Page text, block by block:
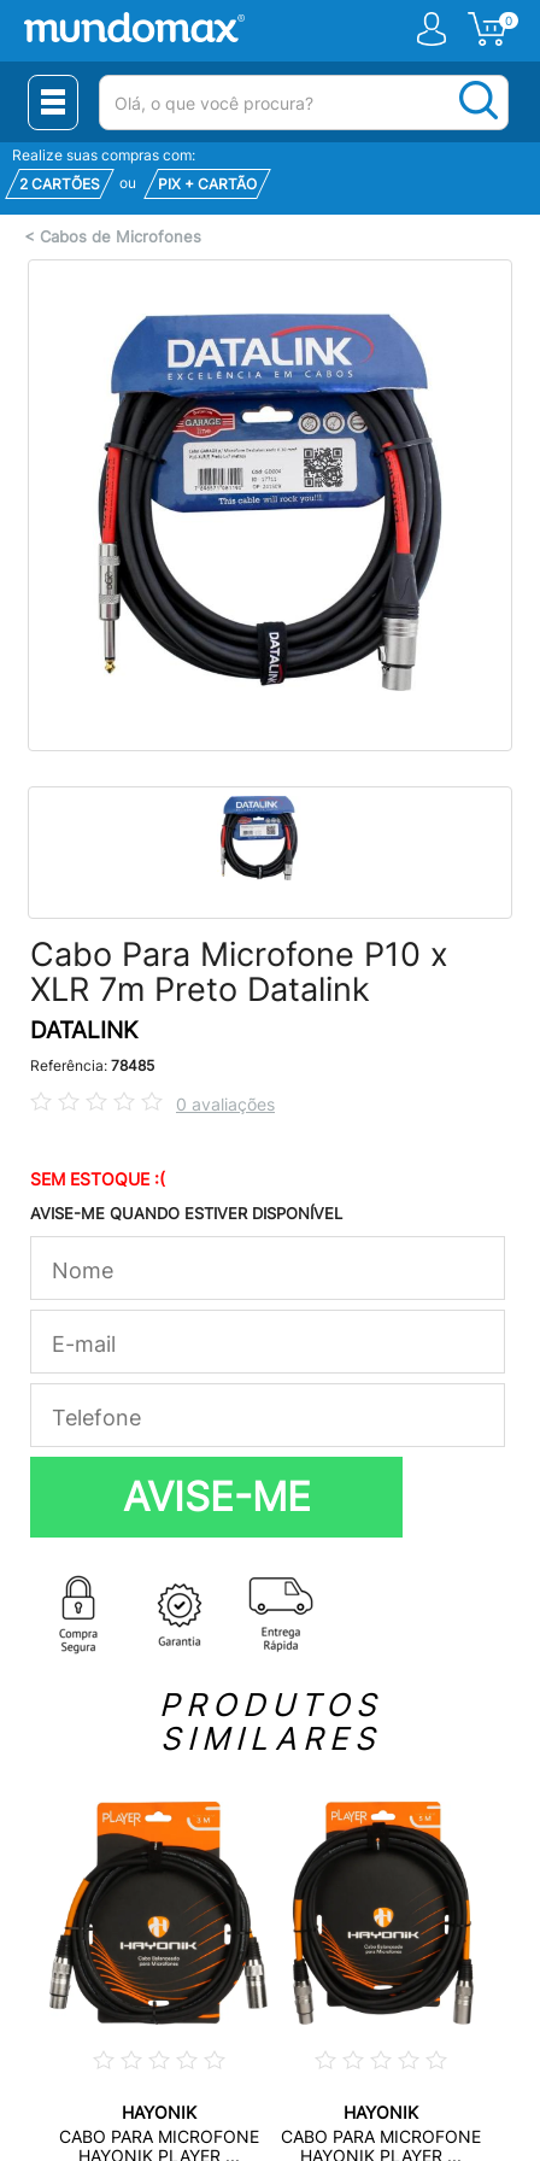
0
(pesquisar)
Realize suas compras com:
2 CARTÕES
ou PIX + CARTÃO
< Cabos de Microfones
Cabo Para Microfone P10 x
XLR 7m Preto Datalink
DATALINK
Referência: 78485
0 avaliações
SEM ESTOQUE :(
AVISE-ME QUANDO ESTIVER DISPONÍVEL
AVISE-ME
PRODUTOS
SIMILARES
HAYONIK
CABO PARA MICROFONE
HAYONIK PLAYER ...
HAYONIK
CABO PARA MICROFONE
HAYONIK PLAYER ...